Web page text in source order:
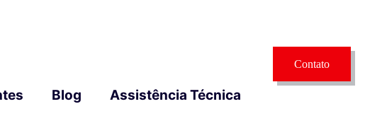
Blog Assistência Técnica
Contato